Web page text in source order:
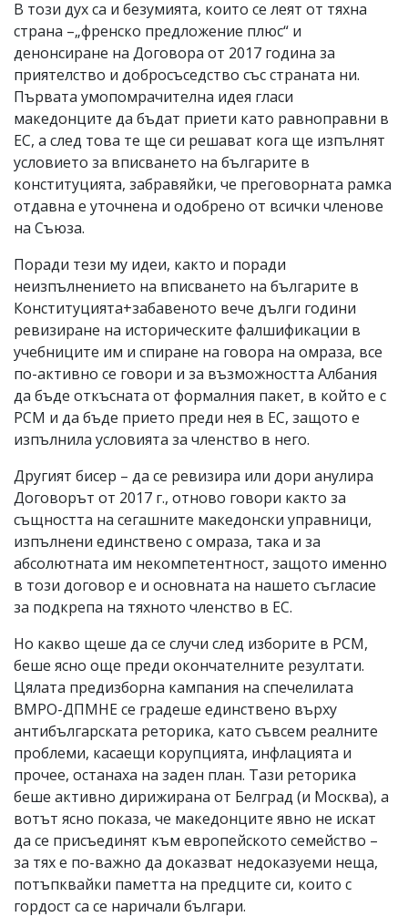
В този дух са и безумията, които се леят от тяхна
страна –„френско предложение плюс“ и
денонсиране на Договора от 2017 година за
приятелство и добросъседство със страната ни.
Първата умопомрачителна идея гласи
македонците да бъдат приети като равноправни в
ЕС, а след това те ще си решават кога ще изпълнят
условието за вписването на българите в
конституцията, забравяйки, че преговорната рамка
отдавна е уточнена и одобрено от всички членове
на Съюза.
Поради тези му идеи, както и поради
неизпълнението на вписването на българите в
Конституцията+забавеното вече дълги години
ревизиране на историческите фалшификации в
учебниците им и спиране на говора на омраза, все
по-активно се говори и за възможността Албания
да бъде откъсната от формалния пакет, в който е с
РСМ и да бъде прието преди нея в ЕС, защото е
изпълнила условията за членство в него.
Другият бисер – да се ревизира или дори анулира
Договорът от 2017 г., отново говори както за
същността на сегашните македонски управници,
изпълнени единствено с омраза, така и за
абсолютната им некомпетентност, защото именно
в този договор е и основната на нашето съгласие
за подкрепа на тяхното членство в ЕС.
Но какво щеше да се случи след изборите в РСМ,
беше ясно още преди окончателните резултати.
Цялата предизборна кампания на спечелилата
ВМРО-ДПМНЕ се градеше единствено върху
антибългарската реторика, като съвсем реалните
проблеми, касаещи корупцията, инфлацията и
прочее, останаха на заден план. Тази реторика
беше активно дирижирана от Белград (и Москва), а
вотът ясно показа, че македонците явно не искат
да се присъединят към европейското семейство –
за тях е по-важно да доказват недоказуеми неща,
потъпквайки паметта на предците си, които с
гордост са се наричали българи.